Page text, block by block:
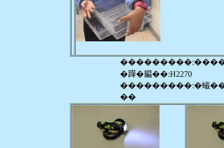
�𨅯�編��:H2270
���������:�蠘��
��